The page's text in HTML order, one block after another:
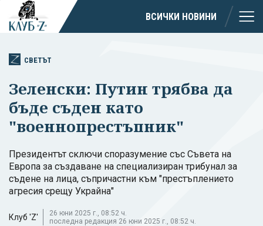
ВСИЧКИ НОВИНИ
СВЕТЪТ
Зеленски: Путин трябва да
бъде съден като
"военнопрестъпник"
Президентът сключи споразумение със Съвета на
Европа за създаване на специализиран трибунал за
съдене на лица, съпричастни към "престъплението
агресия срещу Украйна"
Клуб 'Z'
26 юни 2025 г., 08:52 ч.
последна редакция 26 юни 2025 г., 08:52 ч.